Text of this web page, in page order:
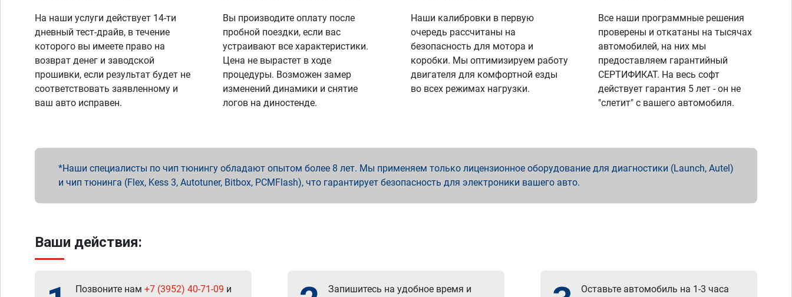
На наши услуги действует 14-ти
дневный тест-драйв, в течение
которого вы имеете право на
возврат денег и заводской
прошивки, если результат будет не
соответствовать заявленному и
ваш авто исправен.
Вы производите оплату после
пробной поездки, если вас
устраивают все характеристики.
Цена не вырастет в ходе
процедуры. Возможен замер
изменений динамики и снятие
логов на диностенде.
Наши калибровки в первую
очередь рассчитаны на
безопасность для мотора и
коробки. Мы оптимизируем работу
двигателя для комфортной езды
во всех режимах нагрузки.
Все наши программные решения
проверены и откатаны на тысячах
автомобилей, на них мы
предоставляем гарантийный
СЕРТИФИКАТ. На весь софт
действует гарантия 5 лет - он не
"слетит" с вашего автомобиля.
Наши специалисты по чип тюнингу обладают опытом более 8 лет. Мы применяем только лицензионное оборудование для диагностики (Launch, Autel)
и чип тюнинга (Flex, Kess 3, Autotuner, Bitbox, PCMFlash), что гарантирует безопасность для электроники вашего авто.
Ваши действия:
Позвоните нам +7 (3952) 40-71-09 и Запишитесь на удобное время и Оставьте автомобиль на 1-3 часа